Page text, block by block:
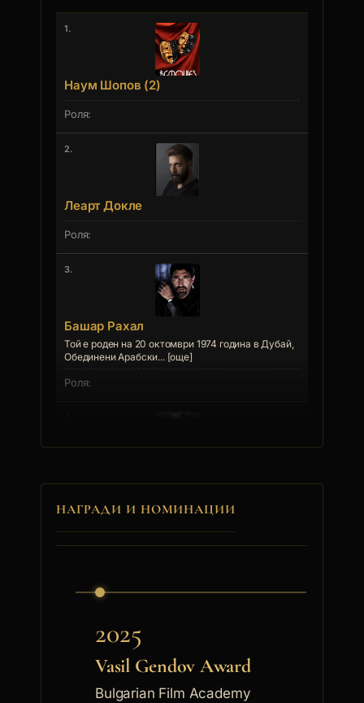
1.
Наум Шопов (2)
2.
Леарт Докле
3.
Башар Рахал
Той е роден на 20 октомври 1974 година в Дубай,
Обединени Арабски... [още]
14.11.1970 г. в Панагюр... [още]
НАГРАДИ И НОМИНАЦИИ
2025
Vasil Gendov Award
Bulgarian Film Academy